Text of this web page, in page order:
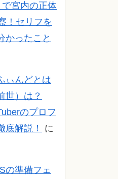
宮内の正体
！セリフを
かったこと
ぃんどとは
世）は？
のプロフ
底解説！
に
の準備フェ